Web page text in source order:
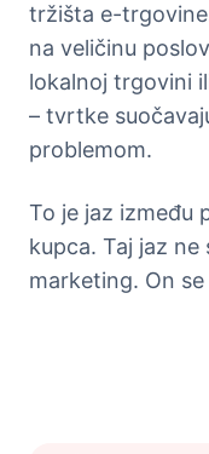
tržišta e-
na veličinu
lokalnoj trgovini
– tvrtke
problemom.
To je jaz između
kupca. Taj jaz
marketing. On